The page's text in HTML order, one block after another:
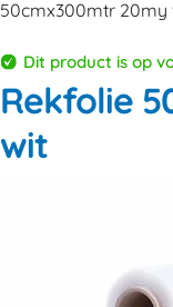
50cmx300mtr 20my
Dit product is op
Rekfolie
wit